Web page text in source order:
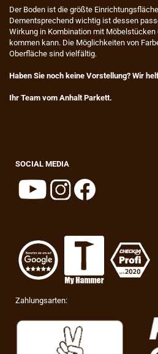
​Der Boden ist die größte
Dementsprechend wichtig ist dessen
Wirkung in Kombination mit Möbelstücken
kommen kann. Die Möglichkeiten von
Oberfläche sind vielfältig.
Haben Sie noch keine Vorstellung? Wir
Ihr Team vom Anhalt Parkett.
SOCIAL MEDIA
Zahlungsarten: